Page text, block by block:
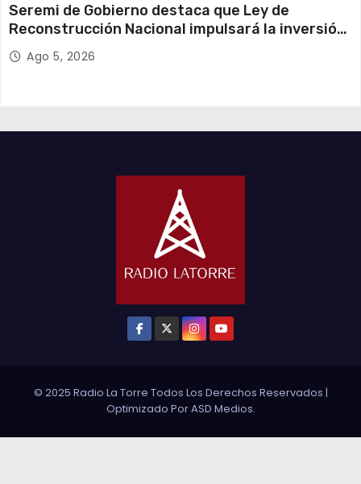
Seremi de Gobierno destaca que Ley de
Reconstrucción Nacional impulsará la inversión
y el empleo en Tarapacá
Ago 5, 2026
© 2025 Radio La Torre Todos Los Derechos Reservados |
Optimizado PorASD Medios.